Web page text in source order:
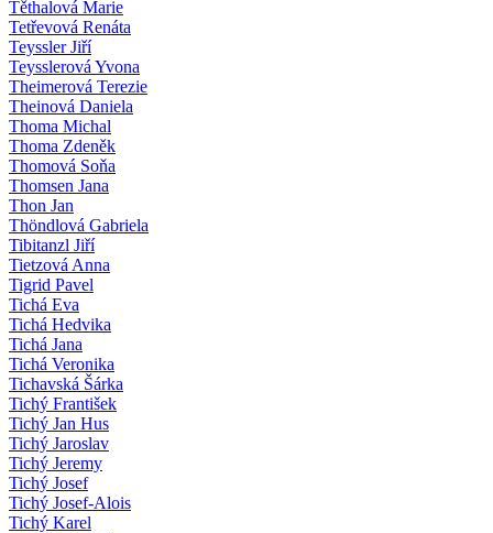
Těthalová Marie
Tetřevová Renáta
Teyssler Jiří
Teysslerová Yvona
Theimerová Terezie
Theinová Daniela
Thoma Michal
Thoma Zdeněk
Thomová Soňa
Thomsen Jana
Thon Jan
Thöndlová Gabriela
Tibitanzl Jiří
Tietzová Anna
Tigrid Pavel
Tichá Eva
Tichá Hedvika
Tichá Jana
Tichá Veronika
Tichavská Šárka
Tichý František
Tichý Jan Hus
Tichý Jaroslav
Tichý Jeremy
Tichý Josef
Tichý Josef-Alois
Tichý Karel